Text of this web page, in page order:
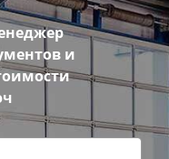
и